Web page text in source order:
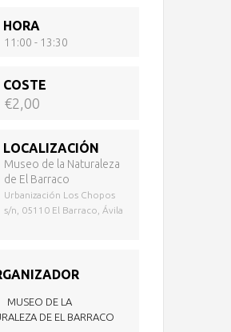
HORA
11:00 - 13:30
COSTE
€2,00
LOCALIZACIÓN
Museo de la Naturaleza
de El Barraco
Urbanización Los Chopos
s/n, 05110 El Barraco, Ávila
MUSEO DE LA
DE EL BARRACO